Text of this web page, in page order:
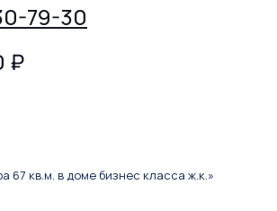
79-30
₽
67 кв.м. в доме бизнес клaсcа ж.к.»